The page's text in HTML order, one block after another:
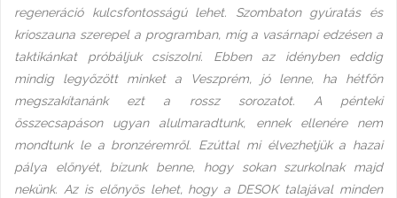
regeneráció kulcsfontosságú lehet. Szombaton gyúratás és
krioszauna szerepel a programban, míg a vasárnapi edzésen a
taktikánkat próbáljuk csiszolni. Ebben az idényben eddig
mindig legyőzött minket a Veszprém, jó lenne, ha hétfőn
megszakítanánk ezt a rossz sorozatot. A pénteki
összecsapáson ugyan alulmaradtunk, ennek ellenére nem
mondtunk le a bronzéremről. Ezúttal mi élvezhetjük a hazai
pálya előnyét, bízunk benne, hogy sokan szurkolnak majd
nekünk. Az is előnyös lehet, hogy a DESOK talajával minden